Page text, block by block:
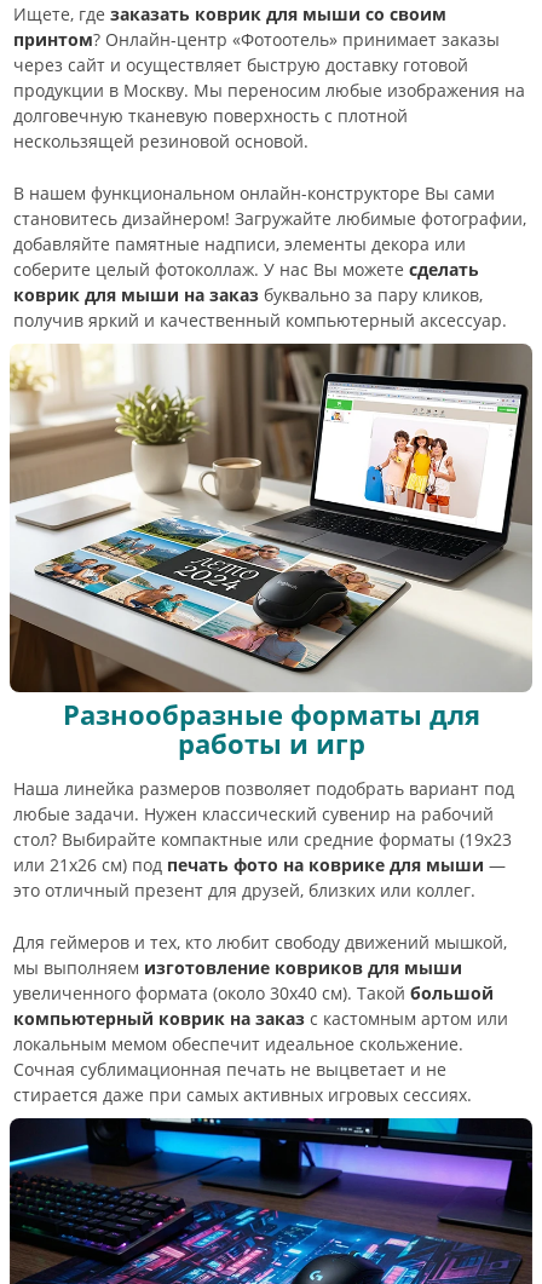
Ищете, где заказать коврик для мыши со своим
принтом? Онлайн-центр «Фотоотель» принимает заказы
через сайт и осуществляет быструю доставку готовой
продукции в Москву. Мы переносим любые изображения на
долговечную тканевую поверхность с плотной
нескользящей резиновой основой.
В нашем функциональном онлайн-конструкторе Вы сами
становитесь дизайнером! Загружайте любимые фотографии,
добавляйте памятные надписи, элементы декора или
соберите целый фотоколлаж. У нас Вы можете сделать
коврик для мыши на заказ буквально за пару кликов,
получив яркий и качественный компьютерный аксессуар.
Разнообразные форматы для
работы и игр
Наша линейка размеров позволяет подобрать вариант под
любые задачи. Нужен классический сувенир на рабочий
стол? Выбирайте компактные или средние форматы (19х23
или 21х26 см) под печать фото на коврике для мыши —
это отличный презент для друзей, близких или коллег.
Для геймеров и тех, кто любит свободу движений мышкой,
мы выполняем изготовление ковриков для мыши
увеличенного формата (около 30х40 см). Такой большой
компьютерный коврик на заказ с кастомным артом или
локальным мемом обеспечит идеальное скольжение.
Сочная сублимационная печать не выцветает и не
стирается даже при самых активных игровых сессиях.